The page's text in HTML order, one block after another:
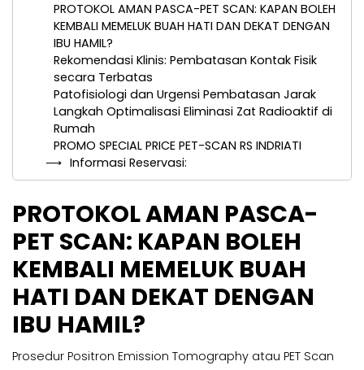
PROTOKOL AMAN PASCA-PET SCAN: KAPAN BOLEH
KEMBALI MEMELUK BUAH HATI DAN DEKAT DENGAN
IBU HAMIL?
Rekomendasi Klinis: Pembatasan Kontak Fisik
secara Terbatas
Patofisiologi dan Urgensi Pembatasan Jarak
Langkah Optimalisasi Eliminasi Zat Radioaktif di
Rumah
PROMO SPECIAL PRICE PET-SCAN RS INDRIATI
Informasi Reservasi:
PROTOKOL AMAN PASCA-
PET SCAN: KAPAN BOLEH
KEMBALI MEMELUK BUAH
HATI DAN DEKAT DENGAN
IBU HAMIL?
Prosedur Positron Emission Tomography atau PET Scan